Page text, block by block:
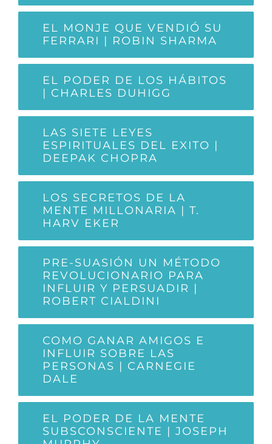
EL MONJE QUE VENDIÓ SU
FERRARI | ROBIN SHARMA
EL PODER DE LOS HÁBITOS
| CHARLES DUHIGG
LAS SIETE LEYES
ESPIRITUALES DEL EXITO |
DEEPAK CHOPRA
LOS SECRETOS DE LA
MENTE MILLONARIA | T.
HARV EKER
PRE-SUASIÓN UN MÉTODO
REVOLUCIONARIO PARA
INFLUIR Y PERSUADIR |
ROBERT CIALDINI
COMO GANAR AMIGOS E
INFLUIR SOBRE LAS
PERSONAS | CARNEGIE
DALE
EL PODER DE LA MENTE
SUBSCONSCIENTE | JOSEPH